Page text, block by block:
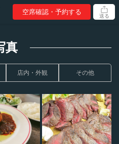
空席確認・予約する 送る
真
店内・外観 その他